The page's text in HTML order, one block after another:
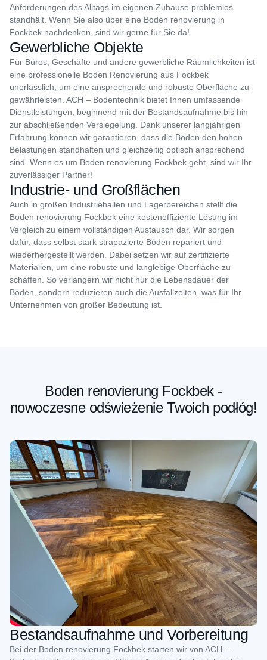
Anforderungen des Alltags im eigenen Zuhause problemlos
standhält. Wenn Sie also über eine Boden renovierung in
Fockbek nachdenken, sind wir gerne für Sie da!
Gewerbliche Objekte
Für Büros, Geschäfte und andere gewerbliche Räumlichkeiten ist
eine professionelle Boden Renovierung aus Fockbek
unerlässlich, um eine ansprechende und robuste Oberfläche zu
gewährleisten. ACH – Bodentechnik bietet Ihnen umfassende
Dienstleistungen, beginnend mit der Bestandsaufnahme bis hin
zur abschließenden Versiegelung. Dank unserer langjährigen
Erfahrung können wir garantieren, dass die Böden den hohen
Belastungen standhalten und gleichzeitig optisch ansprechend
sind. Wenn es um Boden renovierung Fockbek geht, sind wir Ihr
zuverlässiger Partner!
Industrie- und Großflächen
Auch in großen Industriehallen und Lagerbereichen stellt die
Boden renovierung Fockbek eine kosteneffiziente Lösung im
Vergleich zu einem vollständigen Austausch dar. Wir sorgen
dafür, dass selbst stark strapazierte Böden repariert und
wiederhergestellt werden. Dabei setzen wir auf zertifizierte
Materialien, um eine robuste und langlebige Oberfläche zu
schaffen. So verlängern wir nicht nur die Lebensdauer der
Böden, sondern reduzieren auch die Ausfallzeiten, was für Ihr
Unternehmen von großer Bedeutung ist.
Boden renovierung Fockbek -
nowoczesne odświeżenie Twoich podłóg!
Bestandsaufnahme und Vorbereitung
Bei der Boden renovierung Fockbek starten wir von ACH –